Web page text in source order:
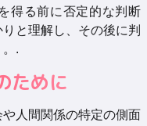
得る前に否定的な判断
と理解し、その後に判
.
ために
人間関係の特定の側面